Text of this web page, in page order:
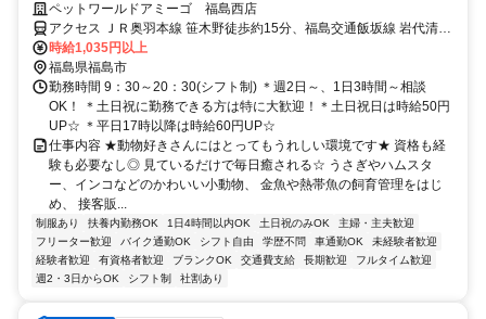
時間～シフト相談OK＞
ペットワールドアミーゴ 福島西店
アクセス ＪＲ奥羽本線 笹木野徒歩約15分、福島交通飯坂線 岩代清水
徒歩約20分、福島交通飯坂線 泉（福島交通）徒歩約20分 笹木野駅よ
り車で3分
時給1,035円以上
福島県福島市
勤務時間 9：30～20：30(シフト制) ＊週2日～、1日3時間～相談
OK！ ＊土日祝に勤務できる方は特に大歓迎！＊土日祝日は時給50円
UP☆ ＊平日17時以降は時給60円UP☆
仕事内容 ★動物好きさんにはとってもうれしい環境です★ 資格も経
験も必要なし◎ 見ているだけで毎日癒される☆ うさぎやハムスタ
ー、インコなどのかわいい小動物、 金魚や熱帯魚の飼育管理をはじ
め、 接客販...
制服あり 扶養内勤務OK 1日4時間以内OK 土日祝のみOK
主婦・主夫歓迎
フリーター歓迎
バイク通勤OK シフト自由 学歴不問 車通勤OK
未経験者歓迎
経験者歓迎
有資格者歓迎 ブランクOK 交通費支給 長期歓迎
フルタイム歓迎
週2・3日からOK
シフト制 社割あり